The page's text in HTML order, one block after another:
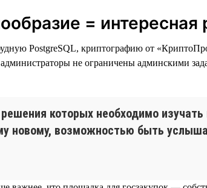
= интересная
PostgreSQL, криптографию от
не ограничены админскими
которых необходимо
новому, возможностью быть